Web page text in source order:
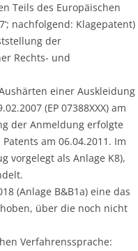
Teils des Europäischen
nachfolgend: Klagepatent)
der
Rechts- und
einer Auskleidung
(EP 07388XXX) am
der Anmeldung erfolgte
am 06.04.2011. Im
vorgelegt als Anlage K8),
(Anlage B&B1a) eine das
über die noch nicht
Verfahrenssprache: